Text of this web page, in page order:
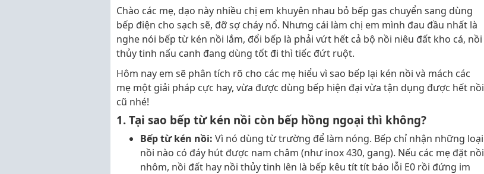
Chào các mẹ, dạo này nhiều chị em khuyên nhau bỏ bếp gas chuyển sang dùng
bếp điện cho sạch sẽ, đỡ sợ cháy nổ. Nhưng cái làm chị em mình đau đầu nhất là
nghe nói bếp từ kén nồi lắm, đổi bếp là phải vứt hết cả bộ nồi niêu đất kho cá, nồi
thủy tinh nấu canh đang dùng tốt đi thì tiếc đứt ruột.
Hôm nay em sẽ phân tích rõ cho các mẹ hiểu vì sao bếp lại kén nồi và mách các
mẹ một giải pháp cực hay, vừa được dùng bếp hiện đại vừa tận dụng được hết nồi
cũ nhé!
1. Tại sao bếp từ kén nồi còn bếp hồng ngoại thì không?
Bếp từ kén nồi: Vì nó dùng từ trường để làm nóng. Bếp chỉ nhận những loại
nồi nào có đáy hút được nam châm (như inox 430, gang). Nếu các mẹ đặt nồi
nhôm, nồi đất hay nồi thủy tinh lên là bếp kêu tít tít báo lỗi E0 rồi đứng im